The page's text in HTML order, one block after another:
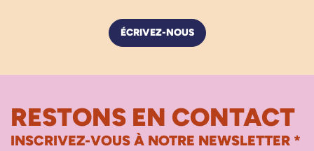
Dentelle élégante et finitions discrètes.
Membrane 100 % imperméable à l’avant et
absorbante en cas de besoin.
S’entretient facilement en machine.
Voir toutes les culottes imperméables.
ÉCRIVEZ-NOUS
RESTONS EN CONTACT
INSCRIVEZ-VOUS À NOTRE NEWSLETTER *